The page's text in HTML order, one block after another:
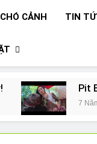
CHÓ CẢNH TIN
Pit
7